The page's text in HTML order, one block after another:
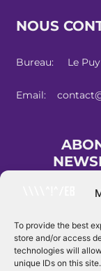
To provide the best
store and/or access
technologies will
unique IDs on this
NOUS
Bureau: Le Puy
Email: